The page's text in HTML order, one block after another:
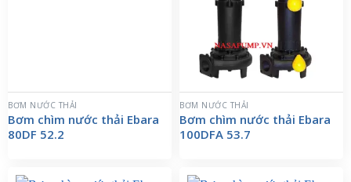
BƠM NƯỚC THẢI
Bơm chìm nước thải Ebara
80DF 52.2
BƠM NƯỚC THẢI
Bơm chìm nước thải Ebara
100DFA 53.7